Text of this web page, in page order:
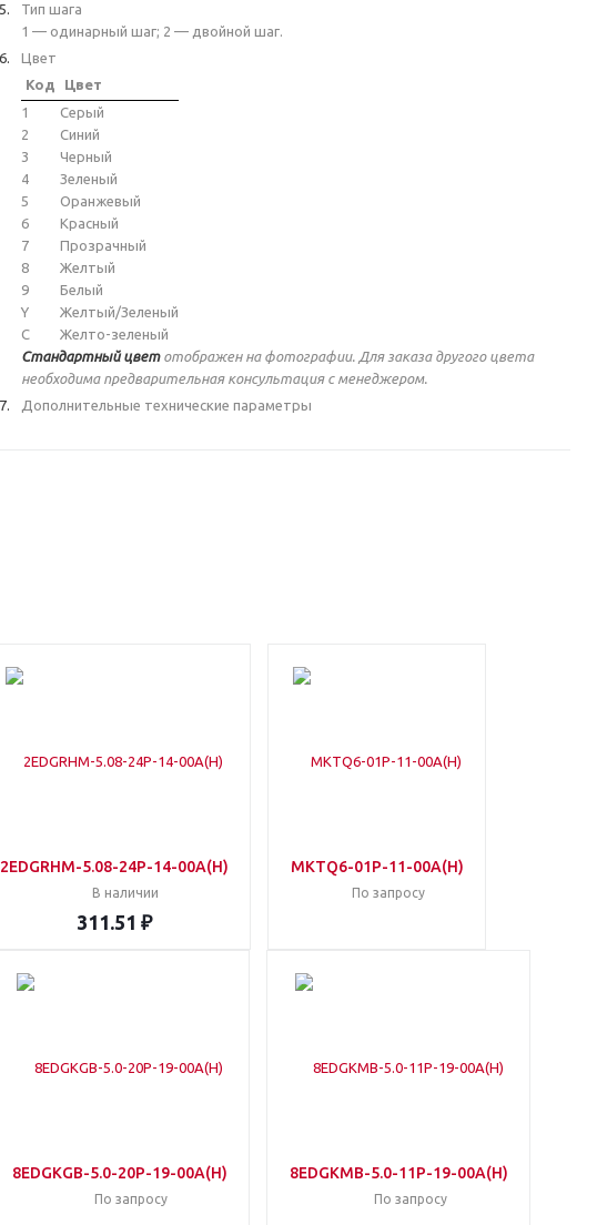
Тип шага
1 — одинарный шаг; 2 — двойной шаг.
Цвет
Код
Цвет
1
Серый
2
Синий
3
Черный
4
Зеленый
5
Оранжевый
6
Красный
7
Прозрачный
8
Желтый
9
Белый
Y
Желтый/Зеленый
C
Желто-зеленый
Стандартный цветотображен на фотографии. Для заказа другого цвета
необходима предварительная консультация с менеджером.
Дополнительные технические параметры
2EDGRHM-5.08-24P-14-00A(H)
В наличии
311.51 ₽
MKTQ6-01P-11-00A(H)
По запросу
8EDGKGB-5.0-20P-19-00A(H)
По запросу
8EDGKMB-5.0-11P-19-00A(H)
По запросу